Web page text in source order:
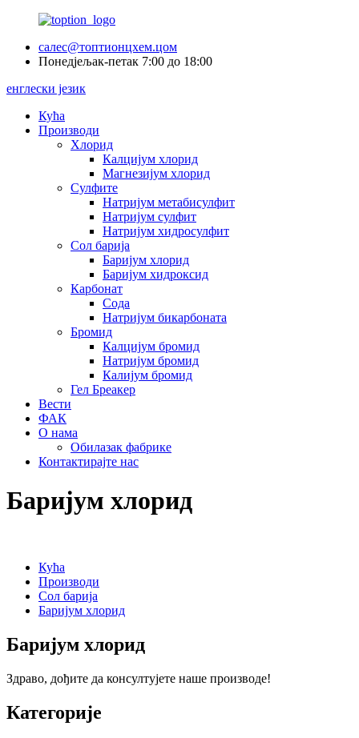
салес@топтионцхем.цом
Понедјељак-петак 7:00 до 18:00
енглески језик
Кућа
Производи
Хлорид
Калцијум хлорид
Магнезијум хлорид
Сулфите
Натријум метабисулфит
Натријум сулфит
Натријум хидросулфит
Сол барија
Баријум хлорид
Баријум хидроксид
Карбонат
Сода
Натријум бикарбоната
Бромид
Калцијум бромид
Натријум бромид
Калијум бромид
Гел Бреакер
Вести
ФАК
О нама
Обилазак фабрике
Контактирајте нас
Баријум хлорид
Кућа
Производи
Сол барија
Баријум хлорид
Баријум хлорид
Здраво, дођите да консултујете наше производе!
Категорије